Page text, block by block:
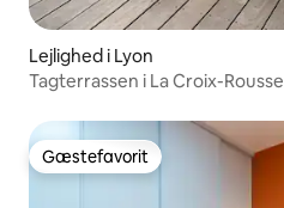
Lejlighed i Lyon
Tagterrassen i La Croix-Rousse
Gæstefavorit
Gæstefavorit